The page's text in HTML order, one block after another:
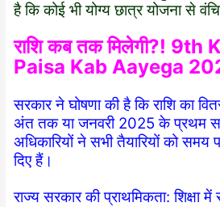
है कि कोई भी योग्य छात्र योजना से
राशि कब तक मिलेगी?! 9th
Paisa Kab Aayega
सरकार ने घोषणा की है कि राशि का
अंत तक या जनवरी 2025 के प्रथम
अधिकारियों ने सभी तैयारियों को समय
दिए हैं।
राज्य सरकार की प्राथमिकता: शिक्षा में